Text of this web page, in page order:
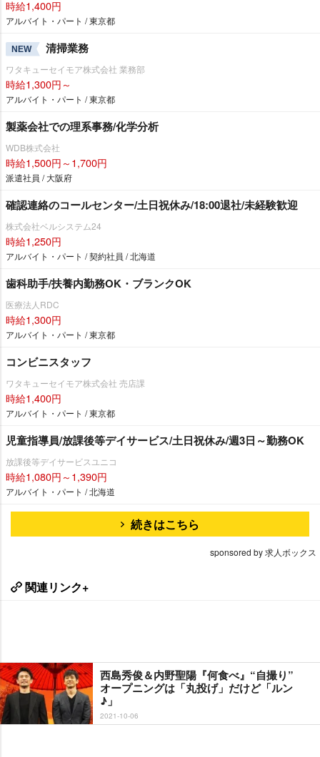
時給1,400円
アルバイト・パート / 東京都
NEW 清掃業務
ワタキューセイモア株式会社 業務部
時給1,300円～
アルバイト・パート / 東京都
製薬会社での理系事務/化学分析
WDB株式会社
時給1,500円～1,700円
派遣社員 / 大阪府
確認連絡のコールセンター/土日祝休み/18:00退社/未経験歓迎
株式会社ベルシステム24
時給1,250円
アルバイト・パート / 契約社員 / 北海道
歯科助手/扶養内勤務OK・ブランクOK
医療法人RDC
時給1,300円
アルバイト・パート / 東京都
コンビニスタッフ
ワタキューセイモア株式会社 売店課
時給1,400円
アルバイト・パート / 東京都
児童指導員/放課後等デイサービス/土日祝休み/週3日～勤務OK
放課後等デイサービスユニコ
時給1,080円～1,390円
アルバイト・パート / 北海道
続きはこちら
sponsored by 求人ボックス
関連リンク+
西島秀俊＆内野聖陽『何食べ』“自撮り”
オープニングは「丸投げ」だけど「ルン
♪」
2021-10-06